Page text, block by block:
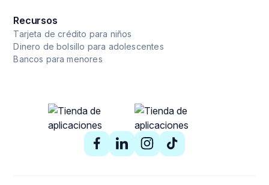
Recursos
Tarjeta de crédito para niños
Dinero de bolsillo para adolescentes
Bancos para menores